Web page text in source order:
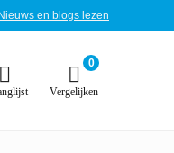
Nieuws en blogs lezen
0
Vergelijken